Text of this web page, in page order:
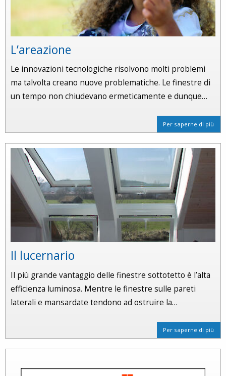
L’areazione
Le innovazioni tecnologiche risolvono molti problemi
ma talvolta creano nuove problematiche. Le finestre di
un tempo non chiudevano ermeticamente e dunque…
Per saperne di più
Il lucernario
Il più grande vantaggio delle finestre sottotetto è l’alta
efficienza luminosa. Mentre le finestre sulle pareti
laterali e mansardate tendono ad ostruire la…
Per saperne di più